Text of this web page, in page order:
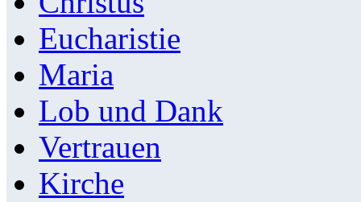
Eucharistie
Maria
Lob und Dank
Vertrauen
Kirche